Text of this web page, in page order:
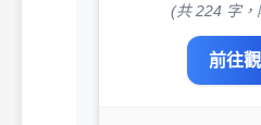
(共 224 字，
前往